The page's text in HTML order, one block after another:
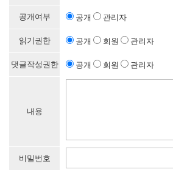
공개여부 공개 관리자
읽기권한 공개 회원 관리자
댓글작성권한 공개 회원 관리자
내용
비밀번호